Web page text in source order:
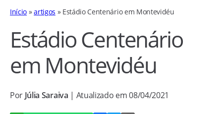
Início »artigos » Estádio Centenário em Montevidéu
Estádio Centenário
em Montevidéu
Por Júlia Saraiva | Atualizado em 08/04/2021